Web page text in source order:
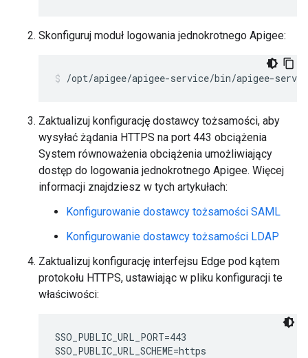
Skonfiguruj moduł logowania jednokrotnego Apigee:
/opt/apigee/apigee-service/bin/apigee-
Zaktualizuj konfigurację dostawcy tożsamości, aby
wysyłać żądania HTTPS na port 443 obciążenia
System równoważenia obciążenia umożliwiający
dostęp do logowania jednokrotnego Apigee. Więcej
informacji znajdziesz w tych artykułach:
Konfigurowanie dostawcy tożsamości SAML
Konfigurowanie dostawcy tożsamości LDAP
Zaktualizuj konfigurację interfejsu Edge pod kątem
protokołu HTTPS, ustawiając w pliku konfiguracji te
właściwości:
SSO_PUBLIC_URL_PORT=443
SSO_PUBLIC_URL_SCHEME=https